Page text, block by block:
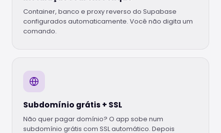
Container, banco e proxy reverso do Supabase
configurados automaticamente. Você não digita um
comando.
Subdomínio grátis + SSL
Não quer pagar domínio? O app sobe num
subdomínio grátis com SSL automático. Depois